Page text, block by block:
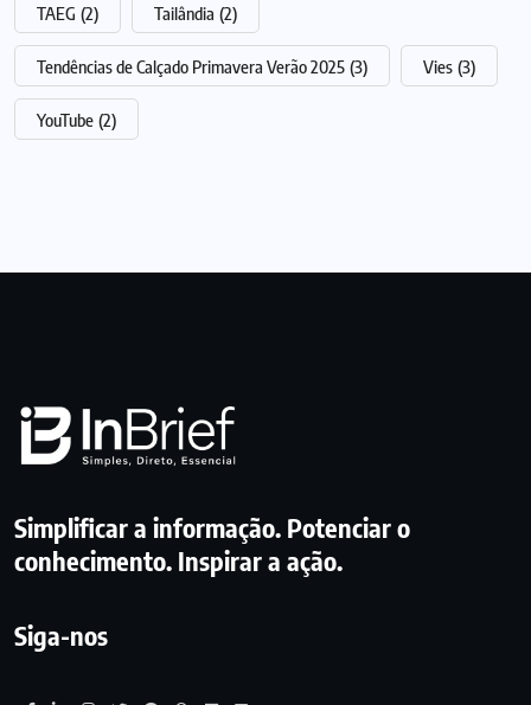
TAEG (2) Tailândia (2)
Tendências de Calçado Primavera Verão 2025 (3) Vies (3)
YouTube (2)
Simplificar a informação. Potenciar o
conhecimento. Inspirar a ação.
Siga-nos